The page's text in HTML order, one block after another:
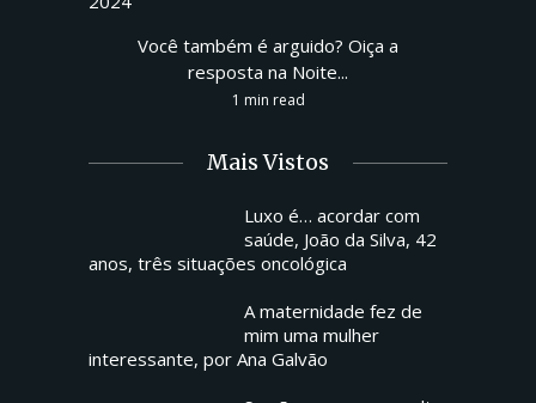
Você também é arguido? Oiça a
resposta na Noite...
1 min read
Mais Vistos
Luxo é… acordar com
saúde, João da Silva, 42
anos, três situações oncológica
A maternidade fez de
mim uma mulher
interessante, por Ana Galvão